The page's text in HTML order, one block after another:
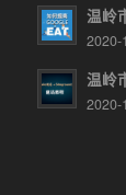
温岭
2020-
温岭
2020-